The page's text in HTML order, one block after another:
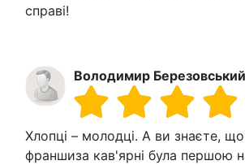
справі!
Володимир Березовський
Хлопці – молодці. А ви знаєте,
франшиза кав'ярні була першою